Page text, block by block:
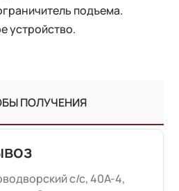
подъема.
устройство.
ПОЛУЧЕНИЯ
с/с, 40А-4,